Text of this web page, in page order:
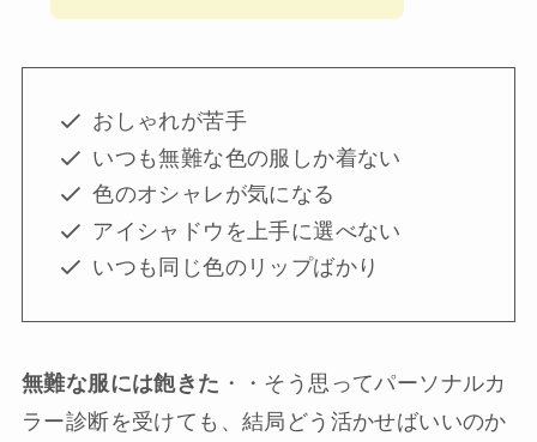
おしゃれが苦手
いつも無難な色の服しか着ない
色のオシャレが気になる
アイシャドウを上手に選べない
いつも同じ色のリップばかり
無難な服には飽きた ・・そう思ってパーソナルカ
ラー診断を受けても、結局どう活かせばいいのか